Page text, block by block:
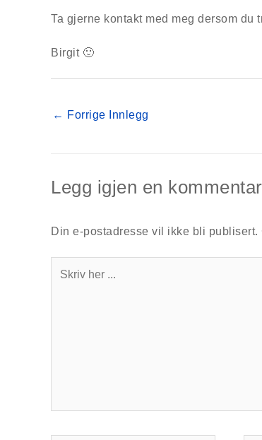
Ta gjerne kontakt med meg dersom du
Birgit 🙂
← Forrige Innlegg
Legg igjen en kommentar
Din e-postadresse vil ikke bli publisert.
her